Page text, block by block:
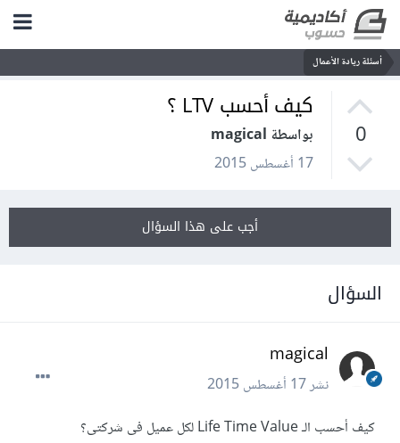
أسئلة ريادة الأعمال
0
كيف أحسب LTV ؟
بواسطة magical
17 أغسطس 2015
أجب على هذا السؤال
السؤال
magical
نشر17 أغسطس 2015
كيف أحسب الـ Life Time Value لكل عميل فى شركتى؟